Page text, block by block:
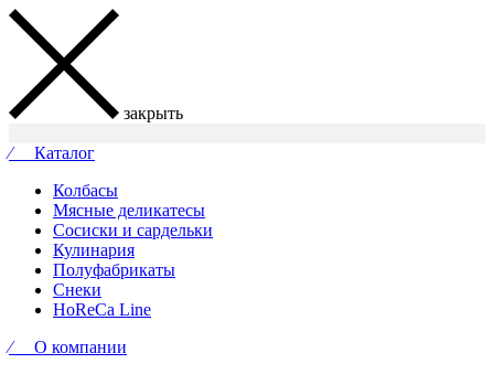
закрыть
⁄ Каталог
Колбасы
Мясные деликатесы
Сосиски и сардельки
Кулинария
Полуфабрикаты
Снеки
HoReCa Line
⁄ О компании